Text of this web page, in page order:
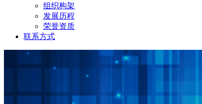
组织构架
发展历程
荣誉资质
联系方式